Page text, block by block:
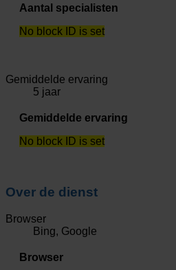
Aantal specialisten
No block ID is set
Gemiddelde ervaring
5 jaar
Gemiddelde ervaring
No block ID is set
Over de dienst
Browser
Bing, Google
Browser